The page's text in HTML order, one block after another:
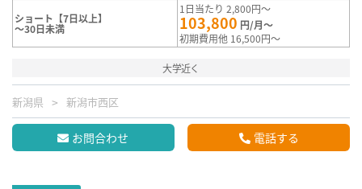
ショート【7日以上】
～30日未満
1日当たり 2,800円～
103,800 円/月～
初期費用他 16,500円～
大学近く
新潟県 新潟市西区
お問合わせ 電話する